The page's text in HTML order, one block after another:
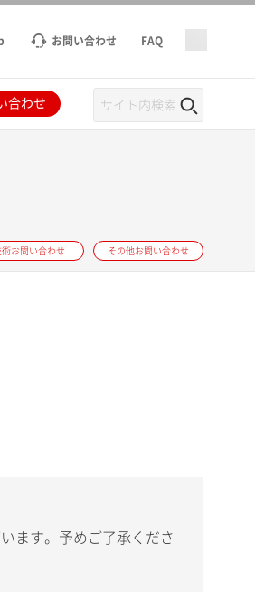
お問い合わせ FAQ
合わせ
術お問い合わせ その他お問い合わせ
ます。予めご了承くださ